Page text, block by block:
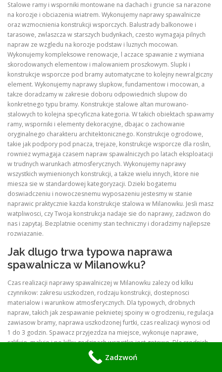
Stalowe ramy i wsporniki montowane na dachach i gruncie sa narazone
na korozje i obciazenia wiatrem. Wykonujemy naprawy spawalnicze
oraz wzmocnienia konstrukcji wsporczych. Balustrady balkonowe i
tarasowe, zwlaszcza w starszych budynkach, czesto wymagaja pilnych
napraw ze wzgledu na korozje podstaw i luznych mocowan.
Wykonujemy kompleksowe renowacje, l aczace spawanie z wymiana
skorodowanych elementow i malowaniem proszkowym. Slupki i
konstrukcje wsporcze pod bramy automatyczne to kolejny newralgiczny
element. Wykonujemy naprawy slupkow, fundamentow i mocowan, a
takze doradzamy w zakresie doboru odpowiednich slupow do
konkretnego typu bramy. Konstrukcje stalowe altan murowano-
stalowych to kolejna specyficzna kategoria. W takich obiektach spawamy
ramy, wsporniki i elementy dekoracyjne, dbajac o zachowanie
oryginalnego charakteru architektonicznego. Konstrukcje ogrodowe,
takie jak podpory pod pnacza, trejaze, konstrukcje wsporcze dla roslin,
rowniez wymagaja czasem napraw spawalniczych po latach eksploatacji
w trudnych warunkach atmosferycznych. Wykonujemy naprawy
wszystkich wymienionych konstrukcji, a takze wielu innych, ktore nie
miesza sie w standardowej kategoryzacji. Dzieki bogatemu
doswiadczeniu i nowoczesnemu wyposazeniu jestesmy w stanie
naprawic praktycznie kazda konstrukcje stalowa w Milanowku. Jesli masz
watpliwosci, czy Twoja konstrukcja nadaje sie do naprawy, zadzwon do
nas i zapytaj. Bezplatnie ocenimy stan techniczny i doradzimy najlepsze
rozwiazanie.
Jak dlugo trwa typowa naprawa
spawalnicza w Milanowku?
Czas realizacji naprawy spawalniczej w Milanowku zalezy od kilku
czynnikow: zakresu uszkodzen, rodzaju konstrukcji, dostepnosci
materialow i warunkow atmosferycznych. Dla typowych, drobnych
napraw, takich jak zespawanie peknietej spoiny w ogrodzeniu, regulacja
zawiasow bramy, naprawa uszkodzonej furtki, czas realizacji wynosi od
1 do 3 godzin. Spawacz przyjezdza na miejsce, wykonuje naprawe,
szlifuje, maluje i po kilku godzinach wszystko jest gotowe. Dla srednich
napraw, takich jak wymiana uszkodzonego slupka ogrodzenia, naprawa
prowadnicy bramy przesuwnej, renowacja kilku metrow balustrady, czas
Zadzwoń